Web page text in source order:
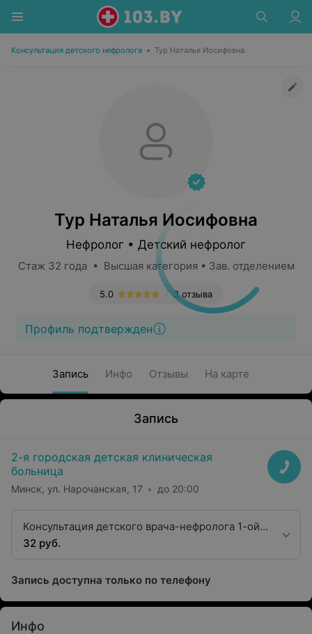
Консультация детского нефролога • Тур Наталья Иосифовна
Тур Наталья Иосифовна
Нефролог • Детский нефролог
Стаж 32 года • Высшая категория • Зав. отделением
3 отзыва
5.0
Профиль подтвержден
Запись Инфо Отзывы На карте
Запись
2-я городская детская клиническая
больница
Минск, ул. Нарочанская, 17 до 20:00
Консультация детского врача-нефролога 1-ой
категории
32 руб.
Запись доступна только по телефону
Инфо